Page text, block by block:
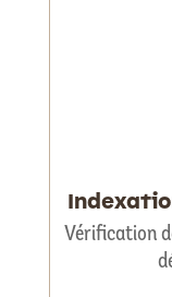
Vérification